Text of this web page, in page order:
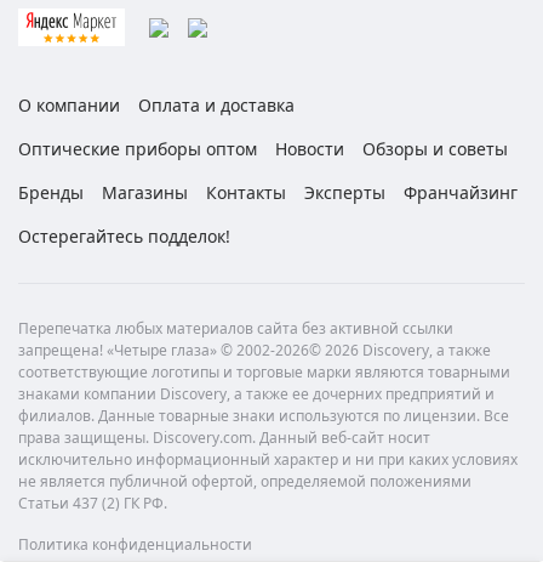
О компании
Оплата и доставка
Оптические приборы оптом
Новости
Обзоры и советы
Бренды
Магазины Контакты Эксперты
Франчайзинг
Остерегайтесь подделок!
Перепечатка любых материалов сайта без активной ссылки
запрещена! «Четыре глаза» © 2002-2026© 2026 Discovery, а также
соответствующие логотипы и торговые марки являются товарными
знаками компании Discovery, а также ее дочерних предприятий и
филиалов. Данные товарные знаки используются по лицензии. Все
права защищены. Discovery.com. Данный веб-сайт носит
исключительно информационный характер и ни при каких условиях
не является публичной офертой, определяемой положениями
Статьи 437 (2) ГК РФ.
Политика конфиденциальности